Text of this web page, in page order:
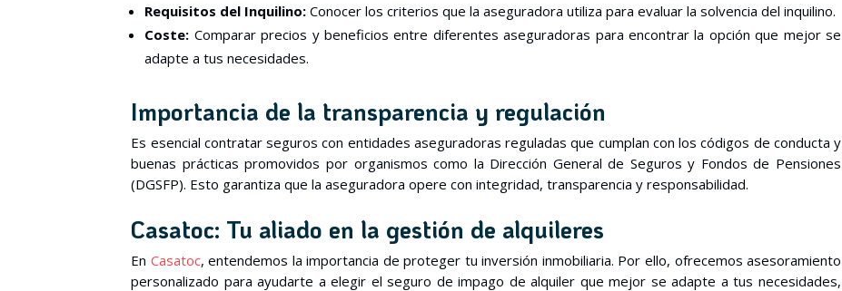
Requisitos del Inquilino: Conocer los criterios que la aseguradora utiliza para evaluar la solvencia del inquilino.
Coste: Comparar precios y beneficios entre diferentes aseguradoras para encontrar la opción que mejor se
adapte a tus necesidades.
Importancia de la transparencia y regulación
Es esencial contratar seguros con entidades aseguradoras reguladas que cumplan con los códigos de conducta y
buenas prácticas promovidos por organismos como la Dirección General de Seguros y Fondos de Pensiones
(DGSFP). Esto garantiza que la aseguradora opere con integridad, transparencia y responsabilidad.
Casatoc: Tu aliado en la gestión de alquileres
En Casatoc, entendemos la importancia de proteger tu inversión inmobiliaria. Por ello, ofrecemos asesoramiento
personalizado para ayudarte a elegir el seguro de impago de alquiler que mejor se adapte a tus necesidades,